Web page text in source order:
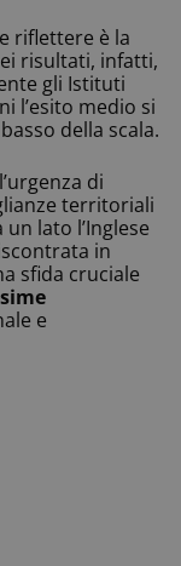
riflettere è la
risultati, infatti,
gli Istituti
l’esito medio si
della scala.
di
territoriali
lato l’Inglese
in
sfida cruciale
e